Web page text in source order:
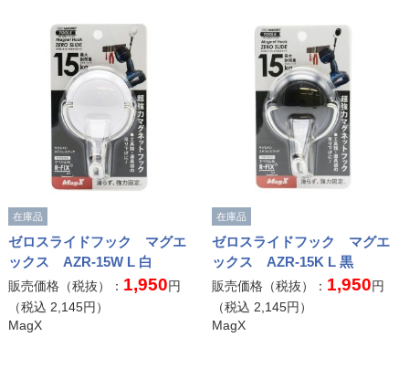
在庫品
ゼロスライドフック マグエ
ックス AZR-15W L 白
販売価格（税抜）： 1,950円
（税込 2,145円）
MagX
在庫品
ゼロスライドフック マグエ
ックス AZR-15K L 黒
販売価格（税抜）： 1,950円
（税込 2,145円）
MagX